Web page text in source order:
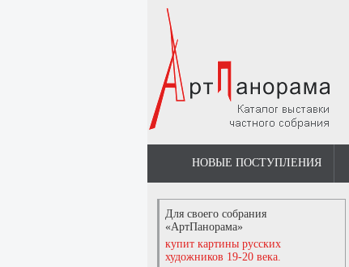
НОВЫЕ ПОСТУПЛЕНИЯ
Для своего собрания
«АртПанорама»
купит картины русских
художников 19-20 века.